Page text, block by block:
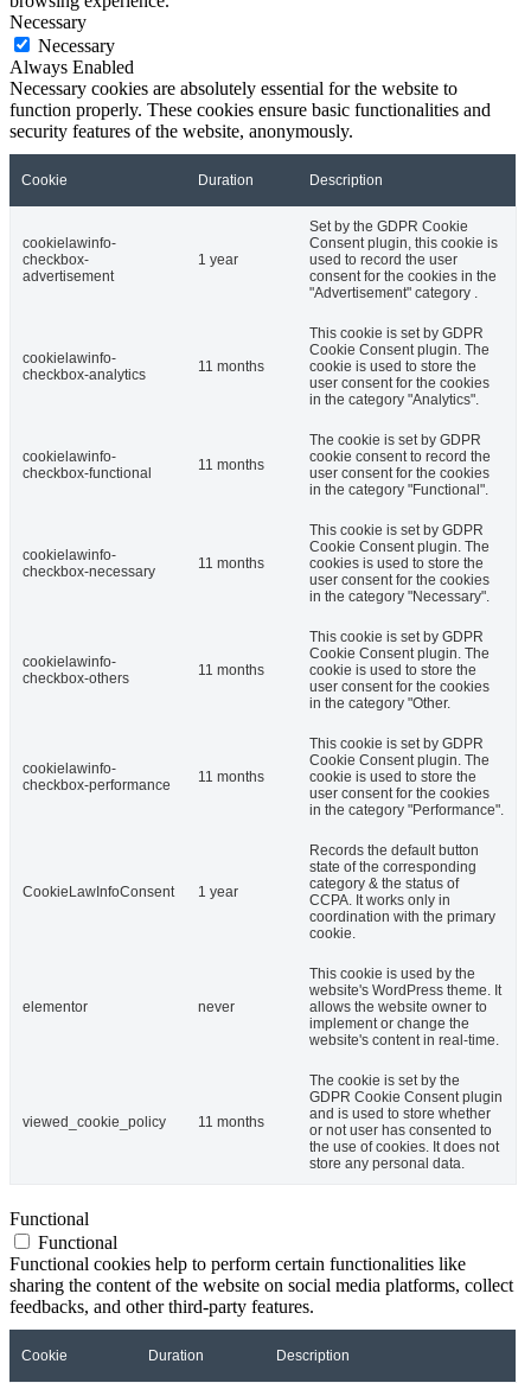
Necessary
Necessary
Always Enabled
Necessary cookies are absolutely essential for the website to
function properly. These cookies ensure basic functionalities and
security features of the website, anonymously.
Cookie Duration Description
cookielawinfo-
checkbox-
advertisement
1 year
Set by the GDPR Cookie
Consent plugin, this cookie is
used to record the user
consent for the cookies in the
"Advertisement" category .
cookielawinfo-
checkbox-analytics
11 months
This cookie is set by GDPR
Cookie Consent plugin. The
cookie is used to store the
user consent for the cookies
in the category "Analytics".
cookielawinfo-
checkbox-functional
11 months
The cookie is set by GDPR
cookie consent to record the
user consent for the cookies
in the category "Functional".
cookielawinfo-
checkbox-necessary
11 months
This cookie is set by GDPR
Cookie Consent plugin. The
cookies is used to store the
user consent for the cookies
in the category "Necessary".
cookielawinfo-
checkbox-others
11 months
This cookie is set by GDPR
Cookie Consent plugin. The
cookie is used to store the
user consent for the cookies
in the category "Other.
cookielawinfo-
checkbox-performance
11 months
This cookie is set by GDPR
Cookie Consent plugin. The
cookie is used to store the
user consent for the cookies
in the category "Performance".
CookieLawInfoConsent 1 year
Records the default button
state of the corresponding
category & the status of
CCPA. It works only in
coordination with the primary
cookie.
elementor never
This cookie is used by the
website's WordPress theme. It
allows the website owner to
implement or change the
website's content in real-time.
viewed_cookie_policy 11 months
The cookie is set by the
GDPR Cookie Consent plugin
and is used to store whether
or not user has consented to
the use of cookies. It does not
store any personal data.
Functional
Functional
Functional cookies help to perform certain functionalities like
sharing the content of the website on social media platforms, collect
feedbacks, and other third-party features.
Cookie Duration Description